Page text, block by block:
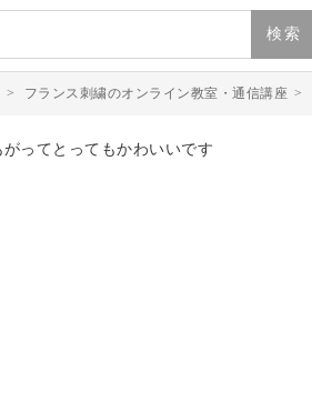
検索
> フランス刺繍のオンライン教室・通信講座 >